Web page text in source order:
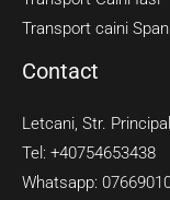
Transport caini
Contact
Letcani, Str.
Tel: +40754653438
Whatsapp: